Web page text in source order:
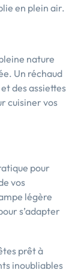
en plein air.
nature
Un réchaud
des assiettes
cuisiner vos
pour
vos
légère
s’adapter
prêt à
inoubliables